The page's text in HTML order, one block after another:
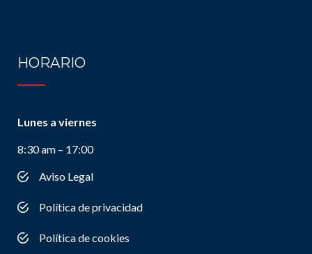
HORARIO
Lunes a viernes
8:30 am – 17:00
Aviso Legal
Política de privacidad
Política de cookies